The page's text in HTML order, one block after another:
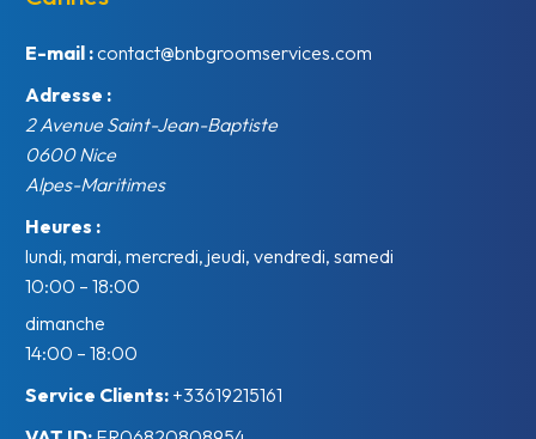
E-mail :contact@bnbgroomservices.com
Adresse :
2 Avenue Saint-Jean-Baptiste
0600 Nice
Alpes-Maritimes
Heures :
lundi, mardi, mercredi, jeudi, vendredi, samedi
10:00 – 18:00
dimanche
14:00 – 18:00
Service Clients: +33619215161